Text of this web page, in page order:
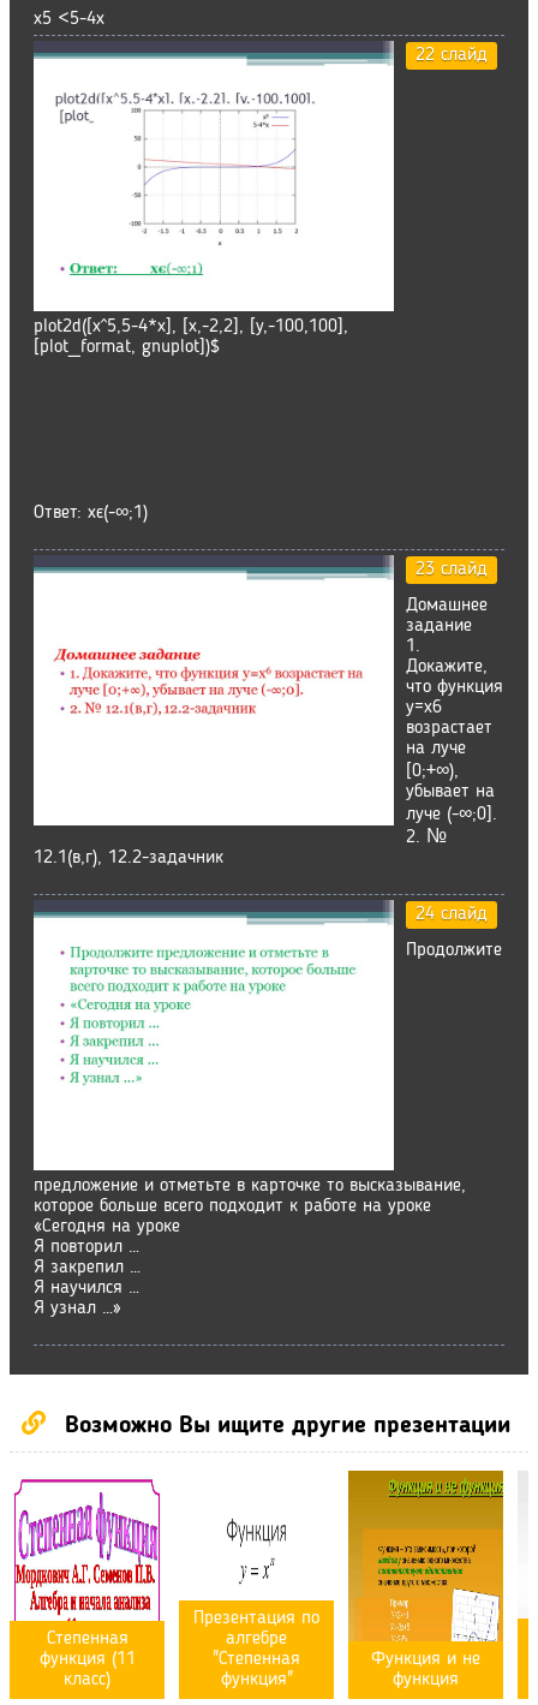
х5 <5-4х
22 слайд
plot2d([x^5,5-4*x], [x,-2,2], [y,-100,100],
[plot_format, gnuplot])$
Ответ: xє(-∞;1)
23 слайд
Домашнее
задание
1.
Докажите,
что функция
у=х6
возрастает
на луче
[0;+∞),
убывает на
луче (-∞;0].
2. №
12.1(в,г), 12.2-задачник
24 слайд
Продолжите
предложение и отметьте в карточке то высказывание,
которое больше всего подходит к работе на уроке
«Сегодня на уроке
Я повторил …
Я закрепил …
Я научился …
Я узнал …»
Возможно Вы ищите другие презентации
Степенная
функция (11
класс)
Презентация по
алгебре
"Степенная
функция"
Функция и не
функция